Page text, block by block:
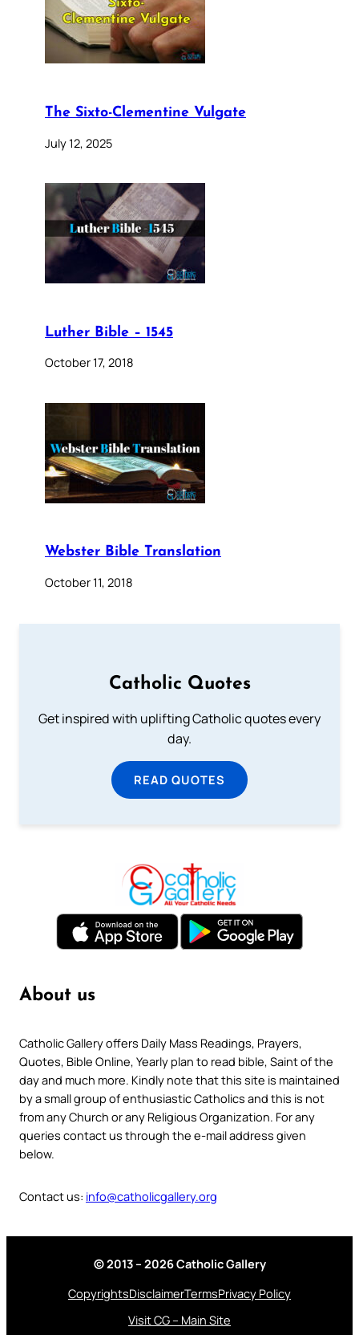
The Sixto-Clementine Vulgate
July 12, 2025
Luther Bible – 1545
October 17, 2018
Webster Bible Translation
October 11, 2018
Catholic Quotes
Get inspired with uplifting Catholic quotes every
day.
READ QUOTES
About us
Catholic Gallery offers Daily Mass Readings, Prayers,
Quotes, Bible Online, Yearly plan to read bible, Saint of the
day and much more. Kindly note that this site is maintained
by a small group of enthusiastic Catholics and this is not
from any Church or any Religious Organization. For any
queries contact us through the e-mail address given
below.
Contact us: info@catholicgallery.org
© 2013 – 2026 Catholic Gallery
CopyrightsDisclaimerTermsPrivacy Policy
Visit CG – Main Site